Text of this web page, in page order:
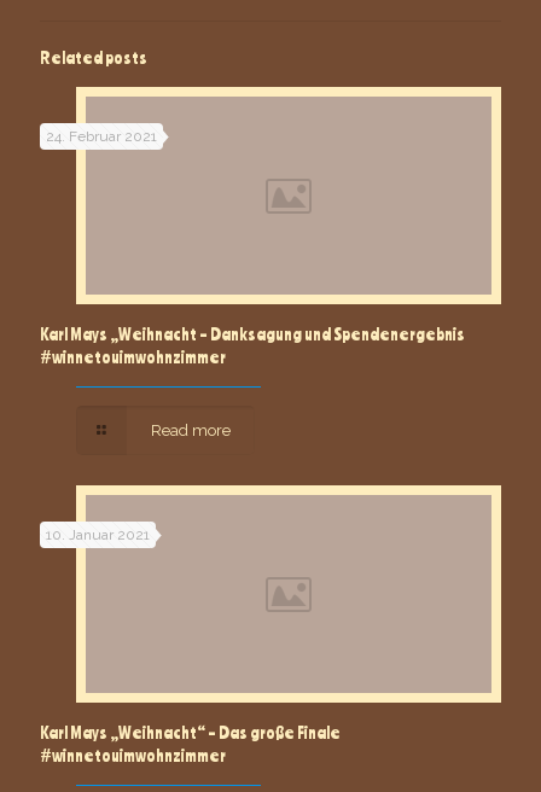
Related posts
24. Februar 2021
Karl Mays „Weihnacht – Danksagung und Spendenergebnis
#winnetouimwohnzimmer
Read more
10. Januar 2021
Karl Mays „Weihnacht“ – Das große Finale
#winnetouimwohnzimmer